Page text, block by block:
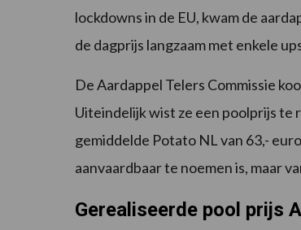
lockdowns in de EU, kwam de
de dagprijs langzaam met enkele
De Aardappel Telers Commissie
Uiteindelijk wist ze een poolprijs te
gemiddelde Potato NL van 63,-
aanvaardbaar te noemen is, maar
Gerealiseerde pool prijs